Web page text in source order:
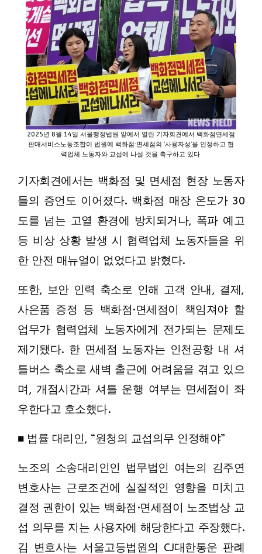
2025년 8월 14일 서울행정법원 앞에서 열린 기자회견에서 백화점면세점
판매서비스노동조합이 법원에 백화점·면세점의 ‘사용자성’을 인정하고 협
력업체 노동자와 교섭에 나설 것을 촉구하고 있다.
기자회견에서는 백화점 및 면세점 현장 노동자
들의 증언도 이어졌다. 백화점 매장 온도가 30
도를 넘는 고열 환경에 방치되거나, 폭파 예고
등 비상 상황 발생 시 협력업체 노동자들을 위
한 안전 매뉴얼이 없었다고 밝혔다.
또한, 보안 인력 축소로 인해 고객 안내, 결제,
사은품 증정 등 백화점·면세점이 책임져야 할
업무가 협력업체 노동자에게 전가되는 문제도
제기됐다. 한 면세점 노동자는 인천공항 내 셔
틀버스 축소로 새벽 출근에 어려움을 겪고 있으
며, 개점시간과 셔틀 운행 여부는 면세점이 좌
우한다고 호소했다.
■ 법률 대리인, “원청의 교섭의무 인정해야”
노조의 소송대리인인 법무법인 여는의 김주연
변호사는 근로조건에 실질적인 영향을 미치고
결정 권한이 있는 백화점·면세점이 노조법상 교
섭 의무를 지는 사용자에 해당한다고 주장했다.
김 변호사는 서울고등법원의 CJ대한통운 판례